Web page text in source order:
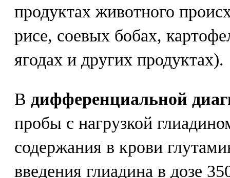
продуктах животного
рисе, соевых бобах,
ягодах и других продуктах).
В дифференциальной
пробы с нагрузкой
содержания в крови
введения глиадина в дозе